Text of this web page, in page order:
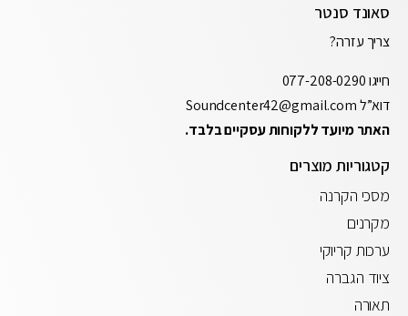
סאונד סנטר
צריך עזרה?
חייגו077-208-0290
דוא”ל
האתר מיועד ללקוחות עסקיים בלבד.
קטגוריות מוצרים
מסכי הקרנה
מקרנים
ערכות קריוקי
ציוד הגברה
תאורה